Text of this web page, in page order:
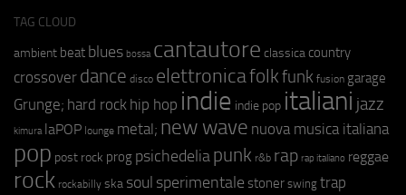
TAG CLOUD
ambient beat blues bossa cantautore classica country
crossover dance disco elettronicafolkfunk fusion garage
Grunge; hard rock hip hop indie indie pop italiani jazz
kimura laPOP lounge metal; new wave nuova musica italiana
pop post rock prog psichedeliapunk r&b rap rap italiano reggae
rock rockabilly ska soul sperimentale stoner swing trap